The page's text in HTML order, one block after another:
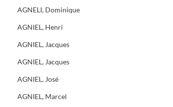
AGNELI, Dominique
AGNIEL, Henri
AGNIEL, Jacques
AGNIEL, Jacques
AGNIEL, José
AGNIEL, Marcel